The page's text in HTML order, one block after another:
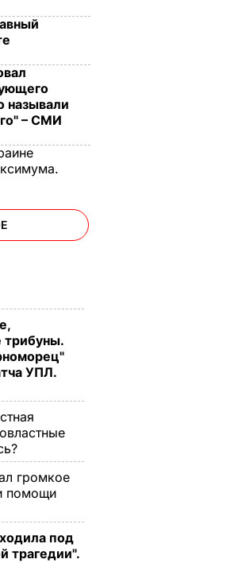
называли
– СМИ
трибуны.
УПЛ.
громкое
помощи
под
трагедии".